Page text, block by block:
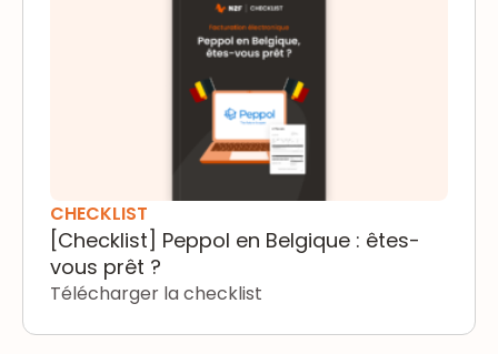
CHECKLIST
[Checklist] Peppol en Belgique : êtes-
vous prêt ?
Télécharger la checklist